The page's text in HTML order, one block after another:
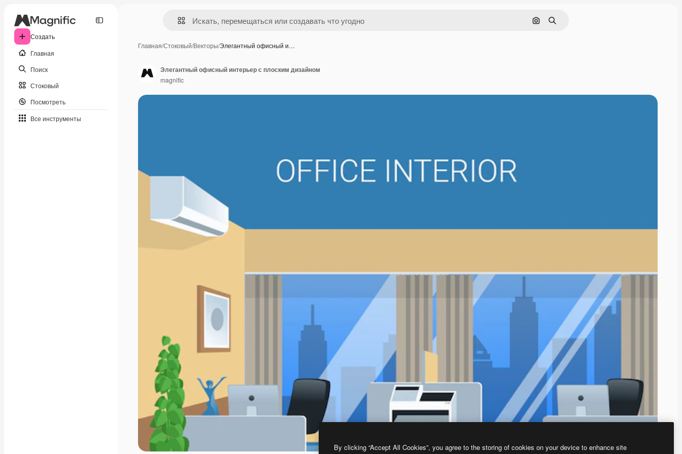
Создать
Главная
Поиск
Стоковый
Посмотреть
Все инструменты
Поиск по изображению
Поиск
Главная/Стоковый/Векторы/Элегантный офисный и…
Элегантный офисный интерьер с плоским дизайном
magnific
By clicking “Accept All Cookies”, you agree to the storing of cookies on your device to enhance site